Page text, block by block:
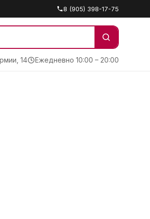
8 (905) 398-17-75
14 Ежедневно 10:00 – 20:00